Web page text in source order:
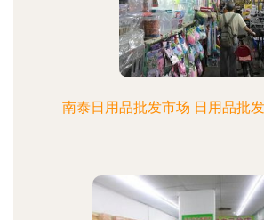
南泰日用品批发市场 日用品批